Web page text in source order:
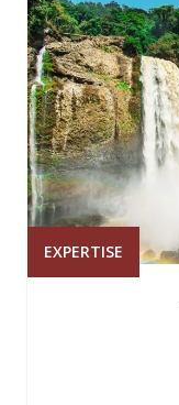
EXPERTISE